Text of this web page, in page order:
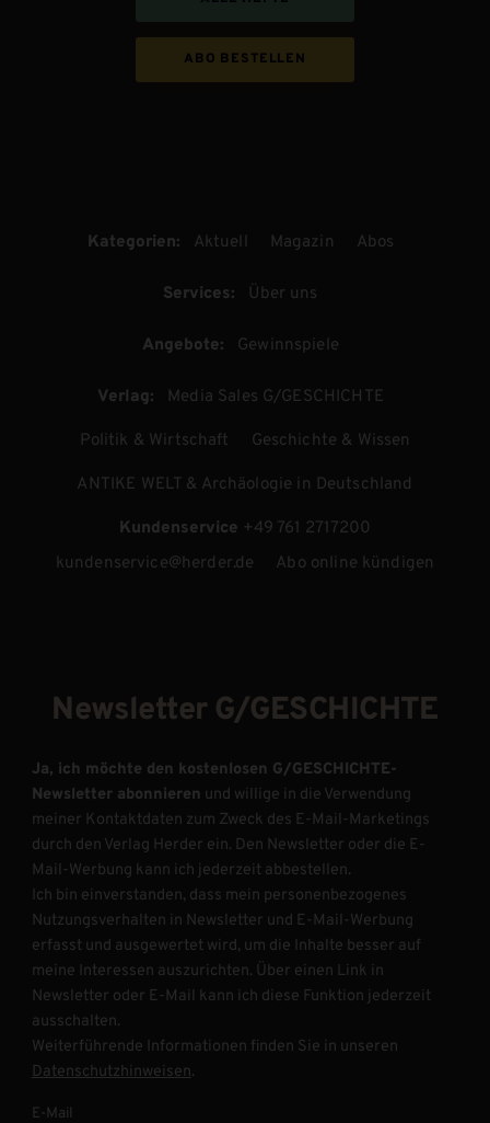
ABO BESTELLEN
Kategorien: Aktuell Magazin Abos
Services: Über uns
Angebote: Gewinnspiele
Verlag: Media Sales G/GESCHICHTE
Politik & Wirtschaft Geschichte & Wissen
ANTIKE WELT & Archäologie in Deutschland
Kundenservice +49 761 2717200
kundenservice@herder.de
Abo online kündigen
Newsletter G/GESCHICHTE
Ja, ich möchte den kostenlosen G/GESCHICHTE-
Newsletter abonnieren und willige in die Verwendung
meiner Kontaktdaten zum Zweck des E-Mail-Marketings
durch den Verlag Herder ein. Den Newsletter oder die E-
Mail-Werbung kann ich jederzeit abbestellen.
Ich bin einverstanden, dass mein personenbezogenes
Nutzungsverhalten in Newsletter und E-Mail-Werbung
erfasst und ausgewertet wird, um die Inhalte besser auf
meine Interessen auszurichten. Über einen Link in
Newsletter oder E-Mail kann ich diese Funktion jederzeit
ausschalten.
Weiterführende Informationen finden Sie in unseren
Datenschutzhinweisen.
E-Mail